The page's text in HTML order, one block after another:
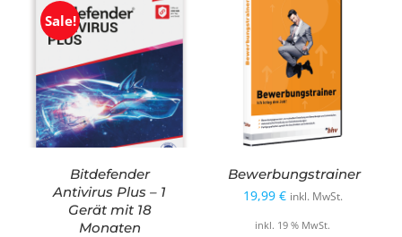
Sale!
Bitdefender
Antivirus Plus – 1
Gerät mit 18
Monaten
Bewerbungstrainer
19,99 € inkl. MwSt.
inkl. 19 % MwSt.